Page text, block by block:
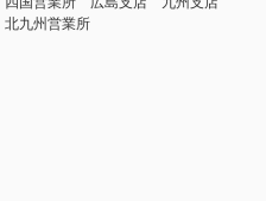
北九州営業所